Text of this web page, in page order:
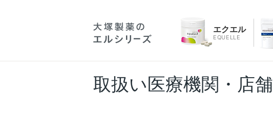
エクエル
EQUELLE
取扱い医療機関・店舗